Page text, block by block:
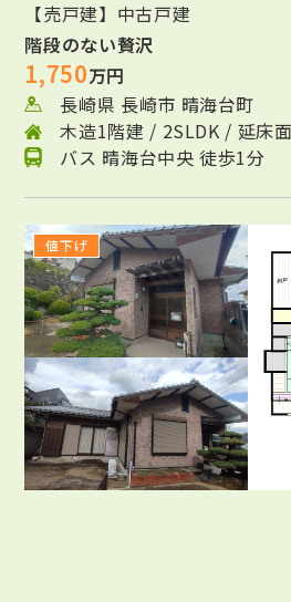
【売戸建】中古戸建
階段のない贅沢
1,750万円
長崎県 長崎市 晴海台町
木造1階建 / 2SLDK / 延床
バス 晴海台中央 徒歩1分
値下げ